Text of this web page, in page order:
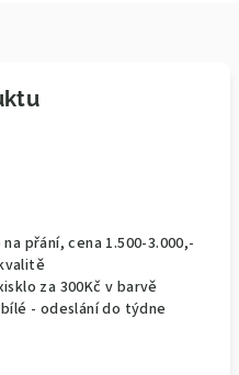
přání, cena 1.500-3.000,-
za 300Kč v barvě
- odeslání do týdne